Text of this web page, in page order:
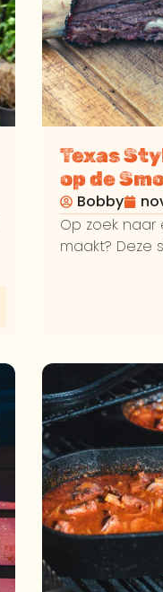
Texas
op de
Bobby
Op zoek
maakt? Deze